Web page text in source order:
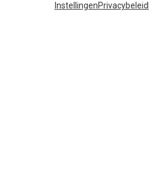
InstellingenPrivacybeleid